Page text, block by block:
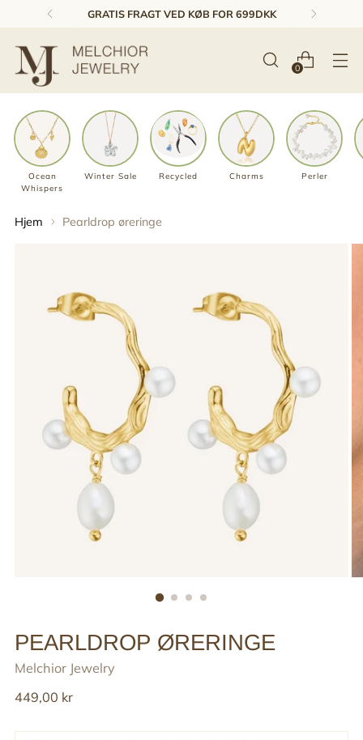
1-3 DAGES LEVERING & GRATIS RETUR*
0
Ocean
Whispers
Winter Sale Recycled Charms Perler
Hjem Pearldrop øreringe
PEARLDROP ØRERINGE
Melchior Jewelry
Reguler
449,00 kr